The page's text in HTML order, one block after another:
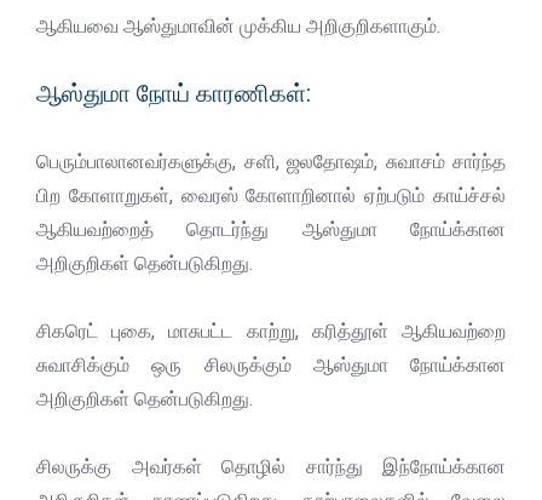
ஆகியவை ஆஸ்துமாவின் முக்கிய அறிகுறிகளாகும்.
ஆஸ்துமா நோய் காரணிகள்:
பெரும்பாலானவர்களுக்கு, சளி, ஜலதோஷம், சுவாசம் சார்ந்த
பிற கோளாறுகள், வைரஸ் கோளாறினால் ஏற்படும் காய்ச்சல்
ஆகியவற்றைத் தொடர்ந்து ஆஸ்துமா நோய்க்கான
அறிகுறிகள் தென்படுகிறது.
சிகரெட் புகை, மாசுபட்ட காற்று, கரித்தூள் ஆகியவற்றை
சுவாசிக்கும் ஒரு சிலருக்கும் ஆஸ்துமா நோய்க்கான
அறிகுறிகள் தென்படுகிறது.
சிலருக்கு அவர்கள் தொழில் சார்ந்து இந்நோய்க்கான